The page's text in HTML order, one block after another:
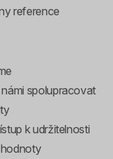
reference
spolupracovat
k udržitelnosti